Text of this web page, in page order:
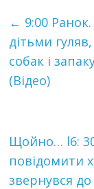
← 9:00
дітьми
собак і
(Відео)
Щoйнo… l6: 30
пoвiдoмити
звeрнyвcя